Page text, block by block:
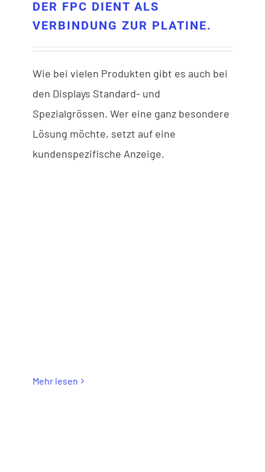
DER FPC DIENT ALS
VERBINDUNG ZUR PLATINE.
Wie bei vielen Produkten gibt es auch bei
den Displays Standard- und
Spezialgrössen. Wer eine ganz besondere
Lösung möchte, setzt auf eine
kundenspezifische Anzeige.
Mehr lesen